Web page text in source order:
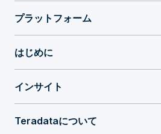
プラットフォーム
はじめに
インサイト
Teradataについて